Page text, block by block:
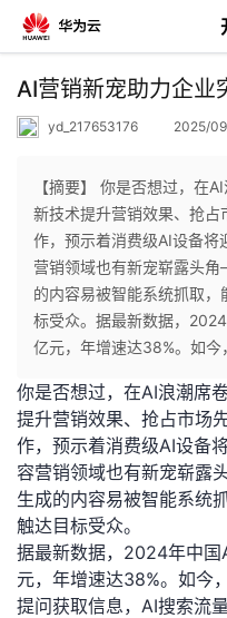
返
个
人
页
我
开
发
者
AI营销新宠助力企业
yd_217653176 2025/
【摘要】 你是否想过，在
新技术提升营销效果、抢
作，预示着消费级AI设备将
营销领域也有新宠崭露头
的内容易被智能系统抓取
标受众。据最新数据，
亿元，年增速达38%。如
你是否想过，在AI浪潮席
提升营销效果、抢占市场
作，预示着消费级AI设备
容营销领域也有新宠崭
生成的内容易被智能系统
触达目标受众。
据最新数据，2024年中国
元，年增速达38%。如今
提问获取信息，AI搜索流